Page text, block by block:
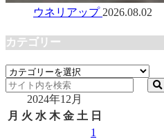
ウネリアップ 2026.08.02
カテゴリー
カ
テ
リ
2024年12月
月 火 水 木 金 土 日
1